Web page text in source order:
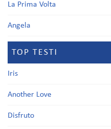
La Prima Volta
Angela
TOP TESTI
Iris
Another Love
Disfruto